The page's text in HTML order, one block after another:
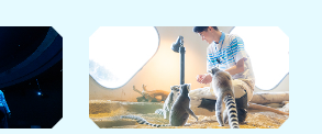
1月［7］
1月［2］